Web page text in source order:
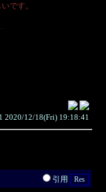
です。
2020/12/18(Fri) 19:18:41
引用